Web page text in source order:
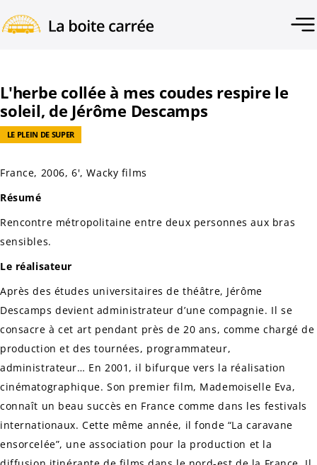
L'herbe collée à mes coudes respire le
soleil, de Jérôme Descamps
LE PLEIN DE SUPER
France, 2006, 6', Wacky films
Résumé
Rencontre métropolitaine entre deux personnes aux bras
sensibles.
Le réalisateur
Après des études universitaires de théâtre, Jérôme
Descamps devient administrateur d’une compagnie. Il se
consacre à cet art pendant près de 20 ans, comme chargé de
production et des tournées, programmateur,
administrateur… En 2001, il bifurque vers la réalisation
cinématographique. Son premier film, Mademoiselle Eva,
connaît un beau succès en France comme dans les festivals
internationaux. Cette même année, il fonde “La caravane
ensorcelée”, une association pour la production et la